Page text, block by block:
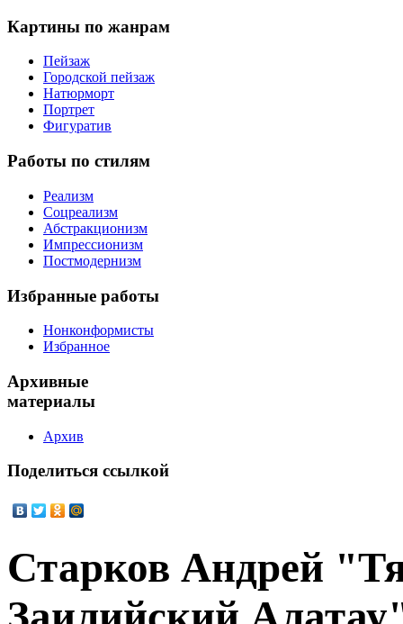
Картины по жанрам
Пейзаж
Городской пейзаж
Натюрморт
Портрет
Фигуратив
Работы по стилям
Реализм
Соцреализм
Абстракционизм
Импрессионизм
Постмодернизм
Избранные работы
Нонконформисты
Избранное
Архивные
материалы
Архив
Поделиться ссылкой
Старков Андрей